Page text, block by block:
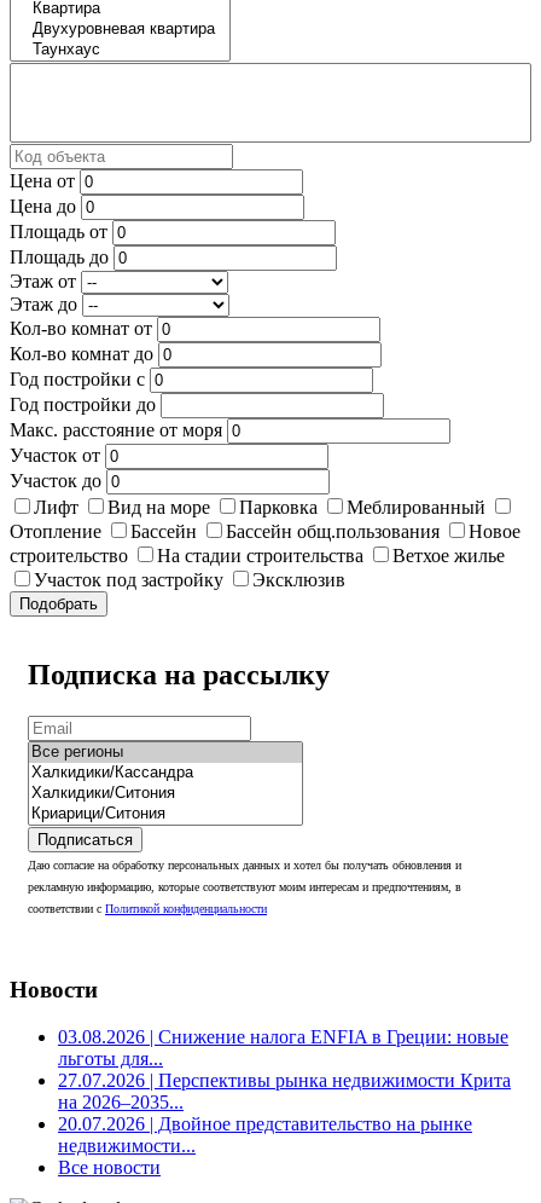
Цена от
Цена до
Площадь от
Площадь до
Этаж от
Этаж до
Кол-во комнат от
Кол-во комнат до
Год постройки с
Год постройки до
Макс. расстояние от моря
Участок от
Участок до
Лифт
Вид на море Парковка
Меблированный
Отопление
Бассейн Бассейн общ.пользования
Новое
строительство
На стадии строительства
Ветхое жилье
Участок под застройку
Эксклюзив
Подобрать
Подписка на рассылку
Подписаться
Даю согласие на обработку персональных данных и хотел бы получать обновления и
рекламную информацию, которые соответствуют моим интересам и предпочтениям, в
соответствии с Политикой конфиденциальности
Новости
03.08.2026 | Снижение налога ENFIA в Греции: новые
льготы для...
27.07.2026 | Перспективы рынка недвижимости Крита
на 2026–2035...
20.07.2026 | Двойное представительство на рынке
недвижимости...
Все новости